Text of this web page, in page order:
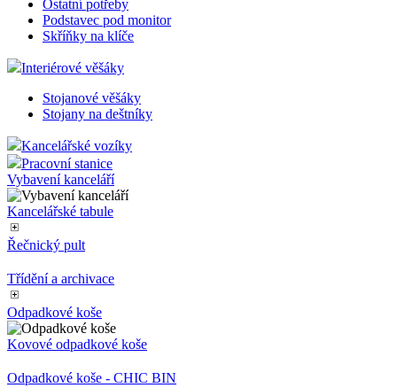
Koše s popelníkem
Bezdotykové odpadkové koše
Příslušenství ke košům na tříděný odpad
Kancelářské doplňky
Doplňky na stůl
Ostatní potřeby
Podstavec pod monitor
Skříňky na klíče
Interiérové věšáky
Stojanové věšáky
Pracovní stanice
Vybavení kanceláří
Kancelářské tabule